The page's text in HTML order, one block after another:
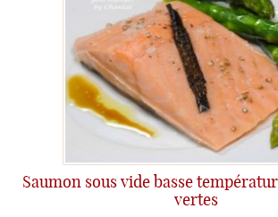
Saumon sous vide basse
vertes